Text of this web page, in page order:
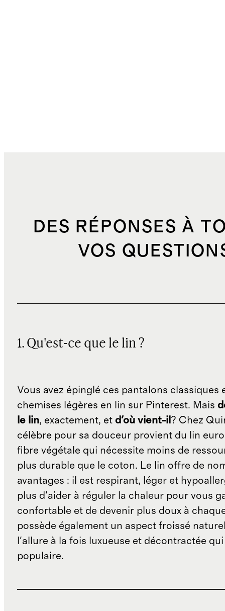
DES RÉPONSES À
VOS
1. Qu'est-ce que le lin ?
Vous avez épinglé ces pantalons classiques
chemises légères en lin sur Pinterest. Mais
le lin, exactement, et d'où vient-il ? Chez
célèbre pour sa douceur provient du lin
fibre végétale qui nécessite moins de
plus durable que le coton. Le lin offre de
avantages : il est respirant, léger et
plus d'aider à réguler la chaleur pour vous
confortable et de devenir plus doux à
possède également un aspect froissé
l'allure à la fois luxueuse et décontractée
populaire.